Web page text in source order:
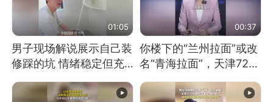
01:05
男子现场解说展示自己装
修踩的坑 情绪稳定但充
计 但每处都有瑕疵 网
00:37
你楼下的“兰州拉面”或改
名“青海拉面”，天津72家